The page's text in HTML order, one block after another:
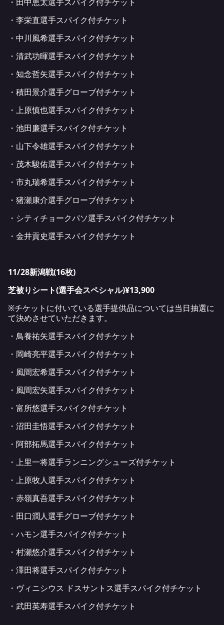
・李栄直選手スパイク付チケット
・中川風希選手スパイク付チケット
・清武功暉選手スパイク付チケット
・知念哲矢選手スパイク付チケット
・積田景介選手グローブ付チケット
・上原慎也選手スパイク付チケット
・池田廉選手スパイク付チケット
・山下令雄選手スパイク付チケット
・茂木駿佑選手スパイク付チケット
・市丸瑞希選手スパイク付チケット
・猪瀬康介選手グローブ付チケット
・シティチョークパソ選手スパイク付チケット
・金井貢史選手スパイク付チケット
11/28新潟戦(16枚)
芝被りシート(選手会スペシャル)¥13,900
※チケットに付いている選手提供品については当日抽選に
て決めさせていただきます。
・鳥養祐矢選手スパイク付チケット
・岡崎亮平選手スパイク付チケット
・風間宏希選手スパイク付チケット
・風間宏矢選手スパイク付チケット
・富所悠選手スパイク付チケット
・沼田圭悟選手スパイク付チケット
・阿部拓馬選手スパイク付チケット
・上里一将選手ランニングシューズ付チケット
・上原牧人選手スパイク付チケット
・赤嶺真吾選手スパイク付チケット
・田口潤人選手グローブ付チケット
・ハモン選手スパイク付チケット
・村瀬悠介選手スパイク付チケット
・澤田将選手スパイク付チケット
・ヴィニシウス ドスサントス選手スパイク付チケット
・武田英寿選手スパイク付チケット